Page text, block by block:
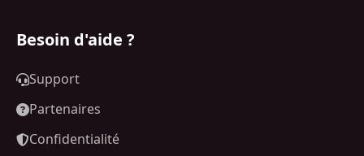
Besoin d'aide ?
Support
Partenaires
Confidentialité